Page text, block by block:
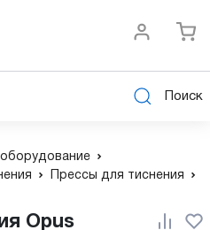
Поиск
Прессы для тиснения